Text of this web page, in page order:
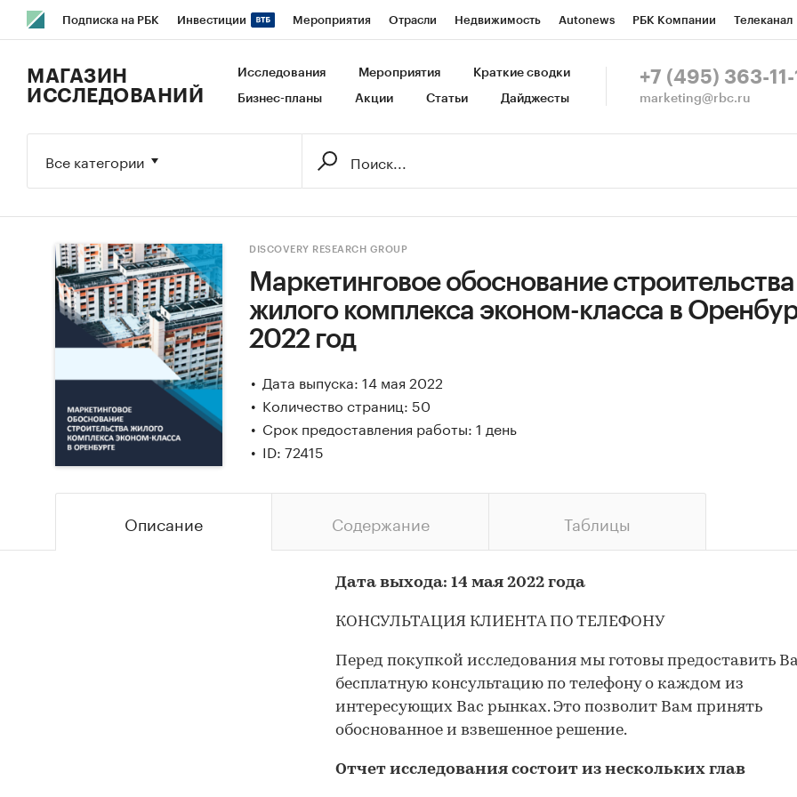
Подписка на РБК Инвестиции Мероприятия Отрасли Недвижимость Autonews РБК Компании Телеканал
Исследования Кредитные рейтинги Франшизы Газета Спецпроекты СПб Конференции СПб Спецпроекты
МАГАЗИН
ИССЛЕДОВАНИЙ
Исследования Мероприятия Краткие сводки
Бизнес-планы Акции Статьи Дайджесты
+7 (495) 363-11-
marketing@rbc.ru
Все категории
DISCOVERY RESEARCH GROUP
Маркетинговое обоснование строительства
жилого комплекса эконом-класса в
2022 год
Дата выпуска: 14 мая 2022
Количество страниц: 50
Срок предоставления работы: 1 день
ID: 72415
Описание Содержание Таблицы
Дата выхода: 14 мая 2022 года
КОНСУЛЬТАЦИЯ КЛИЕНТА ПО ТЕЛЕФОНУ
Перед покупкой исследования мы готовы предоставить
бесплатную консультацию по телефону о каждом из
интересующих Вас рынках. Это позволит Вам принять
обоснованное и взвешенное решение.
Отчет исследования состоит из нескольких глав